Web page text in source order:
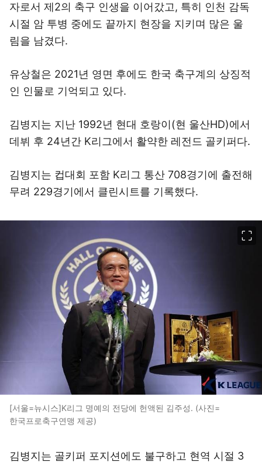
자로서 제2의 축구 인생을 이어갔고, 특히 인천 감독
시절 암 투병 중에도 끝까지 현장을 지키며 많은 울
림을 남겼다.
유상철은 2021년 영면 후에도 한국 축구계의 상징적
인 인물로 기억되고 있다.
김병지는 지난 1992년 현대 호랑이(현 울산HD)에서
데뷔 후 24년간 K리그에서 활약한 레전드 골키퍼다.
김병지는 컵대회 포함 K리그 통산 708경기에 출전해
무려 229경기에서 클린시트를 기록했다.
[서울=뉴시스]K리그 명예의 전당에 헌액된 김주성. (사진=
한국프로축구연맹 제공)
김병지는 골키퍼 포지션에도 불구하고 현역 시절 3